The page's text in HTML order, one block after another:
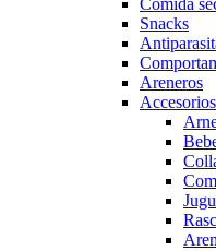
Comida
Snacks
Areneros
Accesorios